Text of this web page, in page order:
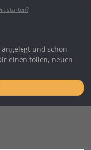
starten?
angelegt und schon
einen tollen, neuen